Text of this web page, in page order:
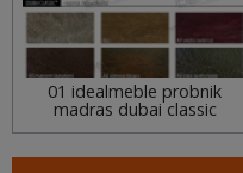
01 idealmeble probnik
madras dubai classic